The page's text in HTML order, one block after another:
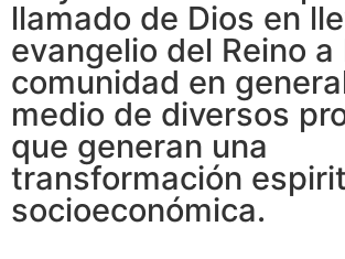
llamado de Dios en
evangelio del Reino a
comunidad en
medio de diversos
que generan una
transformación
socioeconómica.